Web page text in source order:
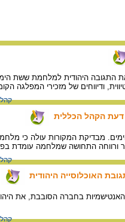
התגובה היהודית למלחמת ששת
ודיווחים של מזכירי המפלגה
הקהל הכללית
מבדיקת המקורות עולה כי
ורווחה התחושה שמלחמה עומדת
האוכלוסייה היהודית
בחברה הסובבת, את